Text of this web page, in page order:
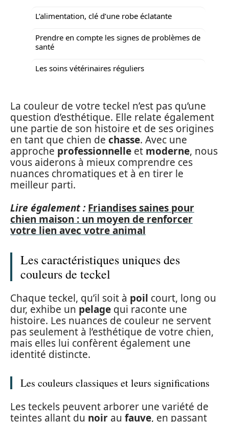
L’alimentation, clé d’une robe éclatante
Prendre en compte les signes de problèmes de
santé
Les soins vétérinaires réguliers
La couleur de votre teckel n’est pas qu’une
question d’esthétique. Elle relate également
une partie de son histoire et de ses origines
en tant que chien de chasse. Avec une
approche professionnelle et moderne, nous
vous aiderons à mieux comprendre ces
nuances chromatiques et à en tirer le
meilleur parti.
Lire également : Friandises saines pour
chien maison : un moyen de renforcer
votre lien avec votre animal
Les caractéristiques uniques des
couleurs de teckel
Chaque teckel, qu’il soit à poil court, long ou
dur, exhibe un pelage qui raconte une
histoire. Les nuances de couleur ne servent
pas seulement à l’esthétique de votre chien,
mais elles lui confèrent également une
identité distincte.
Les couleurs classiques et leurs significations
Les teckels peuvent arborer une variété de
teintes allant du noir au fauve, en passant